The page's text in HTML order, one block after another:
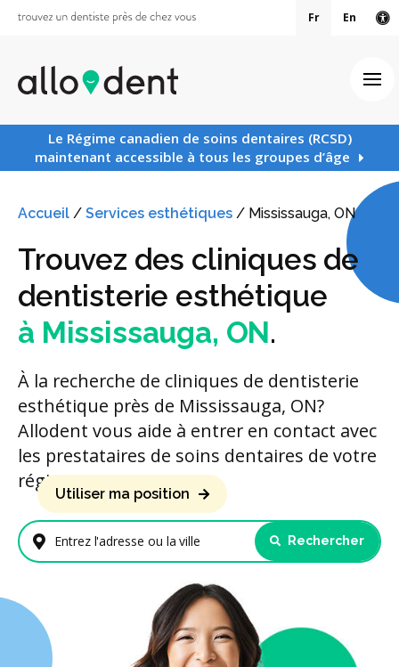
Fr En
Le Régime canadien de soins dentaires (RCSD)
maintenant accessible à tous les groupes d’âge
Accueil / Services esthétiques / Mississauga, ON
Trouvez des cliniques de
dentisterie esthétique
à Mississauga, ON.
À la recherche de cliniques de dentisterie
esthétique près de Mississauga, ON?
Allodent vous aide à entrer en contact avec
les prestataires de soins dentaires de votre
région.
Entrez l'adresse ou la ville
Utiliser ma position
Rechercher